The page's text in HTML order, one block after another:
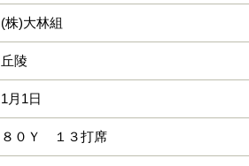
(株)大林組
丘陵
1月1日
８０Ｙ １３打席